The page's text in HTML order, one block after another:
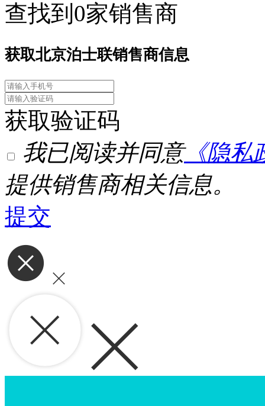
查找到 0家销售商
获取北京泊士联销售商信息
获取验证码
我已阅读并同意《隐私
提供销售商相关信息。
提交